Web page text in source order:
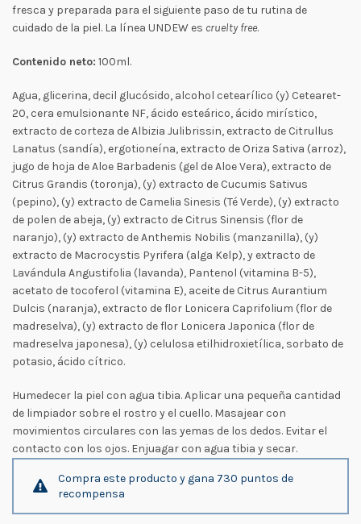
fresca y preparada para el siguiente paso de tu rutina de
cuidado de la piel. La línea UNDEW es cruelty free.
Contenido neto: 100ml.
Agua, glicerina, decil glucósido, alcohol cetearílico (y) Cetearet-
20, cera emulsionante NF, ácido esteárico, ácido mirístico,
extracto de corteza de Albizia Julibrissin, extracto de Citrullus
Lanatus (sandía), ergotioneína, extracto de Oriza Sativa (arroz),
jugo de hoja de Aloe Barbadenis (gel de Aloe Vera), extracto de
Citrus Grandis (toronja), (y) extracto de Cucumis Sativus
(pepino), (y) extracto de Camelia Sinesis (Té Verde), (y) extracto
de polen de abeja, (y) extracto de Citrus Sinensis (flor de
naranjo), (y) extracto de Anthemis Nobilis (manzanilla), (y)
extracto de Macrocystis Pyrifera (alga Kelp), y extracto de
Lavándula Angustifolia (lavanda), Pantenol (vitamina B-5),
acetato de tocoferol (vitamina E), aceite de Citrus Aurantium
Dulcis (naranja), extracto de flor Lonicera Caprifolium (flor de
madreselva), (y) extracto de flor Lonicera Japonica (flor de
madreselva japonesa), (y) celulosa etilhidroxietílica, sorbato de
potasio, ácido cítrico.
Humedecer la piel con agua tibia. Aplicar una pequeña cantidad
de limpiador sobre el rostro y el cuello. Masajear con
movimientos circulares con las yemas de los dedos. Evitar el
contacto con los ojos. Enjuagar con agua tibia y secar.
Compra este producto y gana 730 puntos de
recompensa